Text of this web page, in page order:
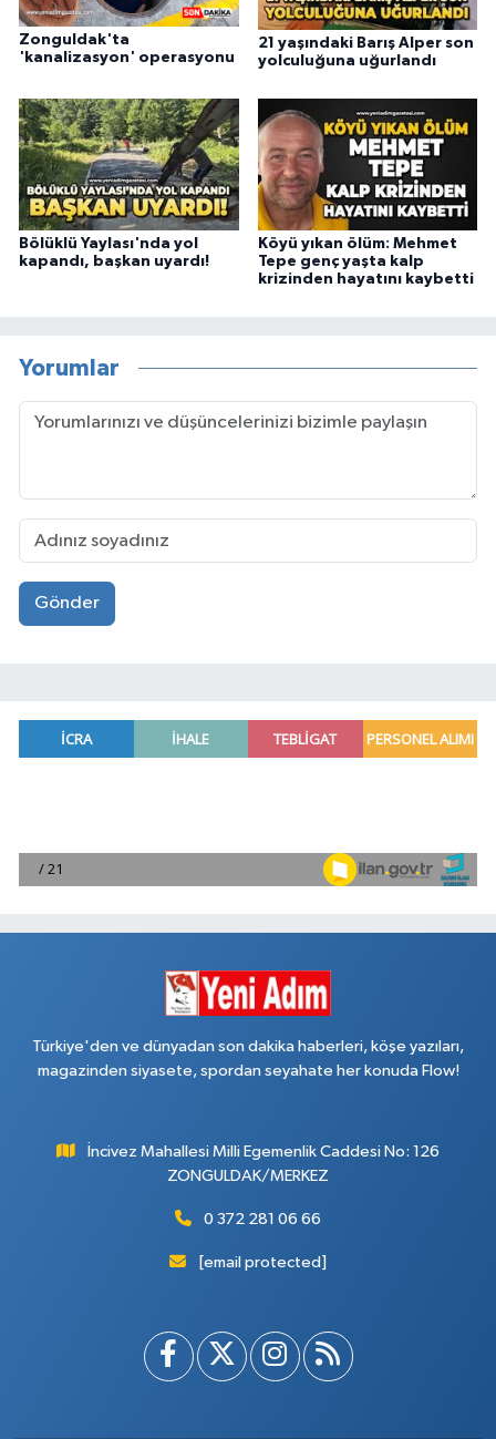
Zonguldak'ta
'kanalizasyon' operasyonu
21 yaşındaki Barış Alper son
yolculuğuna uğurlandı
Bölüklü Yaylası'nda yol
kapandı, başkan uyardı!
Köyü yıkan ölüm: Mehmet
Tepe genç yaşta kalp
krizinden hayatını kaybetti
Yorumlar
Gönder
Türkiye'den ve dünyadan son dakika haberleri, köşe yazıları,
magazinden siyasete, spordan seyahate her konuda Flow!
İncivez Mahallesi Milli Egemenlik Caddesi No: 126
ZONGULDAK/MERKEZ
0 372 281 06 66
[email protected]